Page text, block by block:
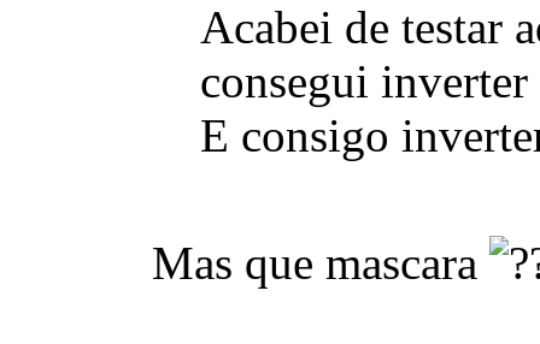
Acabei de testar
consegui
E consigo
Mas que mascara